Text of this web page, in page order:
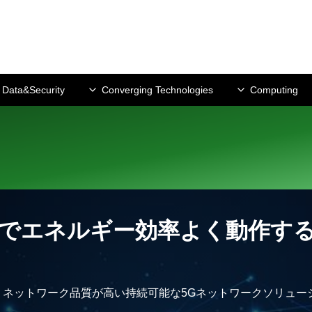
Data&Security Converging Technologies Computing
エネルギー効率よく動作す
ットワーク品質が高い持続可能な5Gネットワークソリュ